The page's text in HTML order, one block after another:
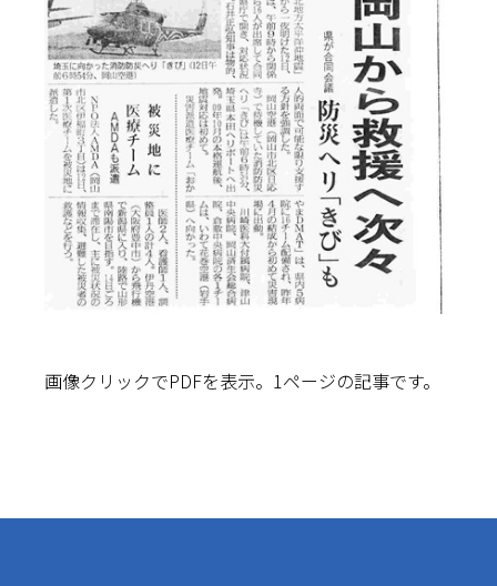
画像クリックでPDFを表示。1ページの記事です。